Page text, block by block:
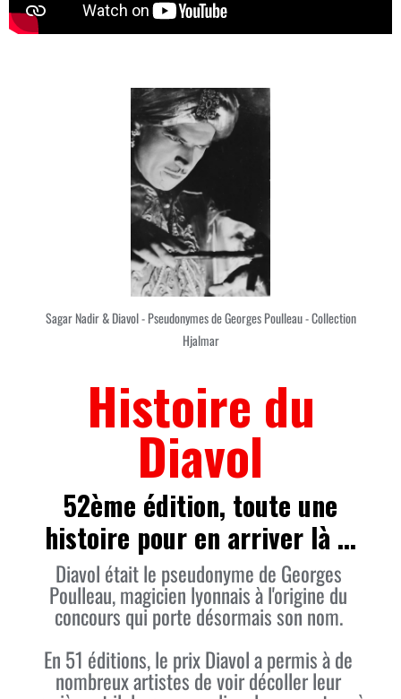
Histoire du
Diavol
52ème édition, toute une
histoire pour en arriver là ...
Diavol était le pseudonyme de Georges
Poulleau, magicien lyonnais à l'origine du
concours qui porte désormais son nom.
En 51 éditions, le prix Diavol a permis à de
nombreux artistes de voir décoller leur
Sagar Nadir & Diavol - Pseudonymes de Georges Poulleau - Collection
Hjalmar